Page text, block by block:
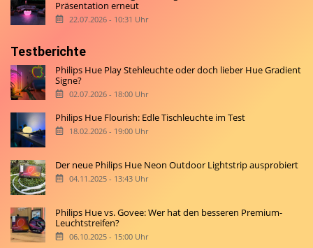
Präsentation erneut
22.07.2026 - 10:31 Uhr
Testberichte
Philips Hue Play Stehleuchte oder doch lieber Hue Gradient
Signe?
02.07.2026 - 18:00 Uhr
Philips Hue Flourish: Edle Tischleuchte im Test
18.02.2026 - 19:00 Uhr
Der neue Philips Hue Neon Outdoor Lightstrip ausprobiert
04.11.2025 - 13:43 Uhr
Philips Hue vs. Govee: Wer hat den besseren Premium-
Leuchtstreifen?
06.10.2025 - 15:00 Uhr